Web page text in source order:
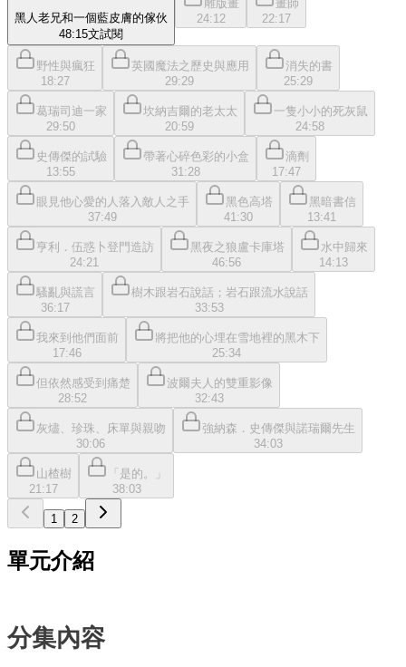
黑人老兄和一個藍皮膚的傢伙
48:15文試閱
雕版畫
24:12
畫師
22:17
野性與瘋狂
18:27
英國魔法之歷史與應用
29:29
消失的書
25:29
葛瑞司迪一家
29:50
坎納吉爾的老太太
20:59
一隻小小的死灰鼠
24:58
史傳傑的試驗
13:55
帶著心碎色彩的小盒
31:28
滴劑
17:47
眼見他心愛的人落入敵人之手
37:49
黑色高塔
41:30
黑暗書信
13:41
亨利．伍惑卜登門造訪
24:21
黑夜之狼盧卡庫塔
46:56
水中歸來
14:13
騷亂與謊言
36:17
樹木跟岩石說話；岩石跟流水說話
33:53
我來到他們面前
17:46
將把他的心埋在雪地裡的黑木下
25:34
但依然感受到痛楚
28:52
波爾夫人的雙重影像
32:43
灰燼、珍珠、床單與親吻
30:06
強納森．史傳傑與諾瑞爾先生
34:03
山楂樹
21:17
「是的。」
38:03
1 2
單元介紹
分集內容